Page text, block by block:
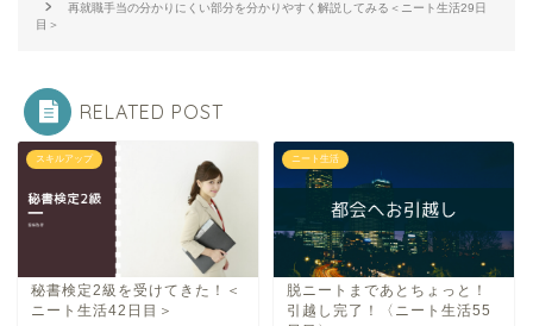
再就職手当の分かりにくい部分を分かりやすく解説してみる＜ニート生活29日
目＞
RELATED POST
スキルアップ
秘書検定2級を受けてきた！＜
ニート生活42日目＞
ニート生活
脱ニートまであとちょっと！
引越し完了！〈ニート生活55